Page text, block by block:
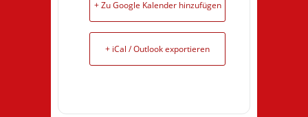
+ Zu Google Kalender hinzufügen
+ iCal / Outlook exportieren